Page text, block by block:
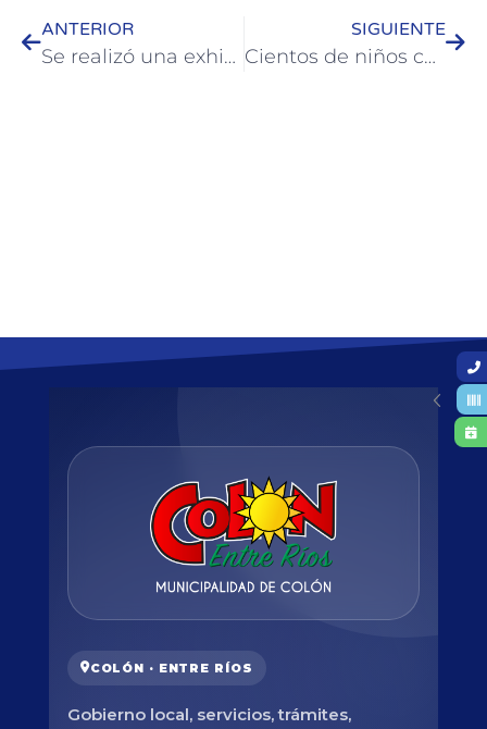
ANTERIOR
Se realizó una exhibición de tenis de mesa en plaza Artigas
SIGUIENTE
Cientos de niños colonenses disfrutan de la segunda semana de colonia
COLÓN · ENTRE RÍOS
Gobierno local, servicios, trámites,